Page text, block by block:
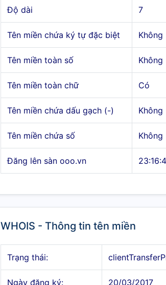
Độ dài 7
Tên miền chứa ký tự đặc biệt Không
Tên miền toàn số Không
Tên miền toàn chữ Có
Tên miền chứa dấu gạch (-) Không
Tên miền chứa số Không
Đăng lên sàn ooo.vn
WHOIS - Thông tin tên miền
Trạng thái:
Ngày đăng ký: 20/03/2017